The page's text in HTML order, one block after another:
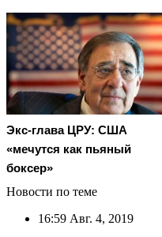
Экс-глава ЦРУ: США
«мечутся как пьяный
боксер»
Новости по теме
16:59 Авг. 4, 2019